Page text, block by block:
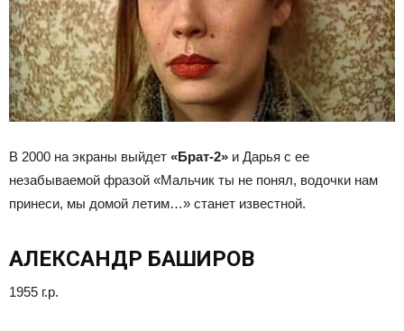
В 2000 на экраны выйдет «Брат-2» и Дарья с ее
незабываемой фразой «Мальчик ты не понял, водочки нам
принеси, мы домой летим…» станет известной.
АЛЕКСАНДР БАШИРОВ
1955 г.р.